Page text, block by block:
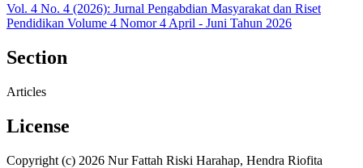
Vol. 4 No. 4 (2026): Jurnal Pengabdian Masyarakat dan Riset
Pendidikan Volume 4 Nomor 4 April - Juni Tahun 2026
Section
Articles
License
Copyright (c) 2026 Nur Fattah Riski Harahap, Hendra Riofita